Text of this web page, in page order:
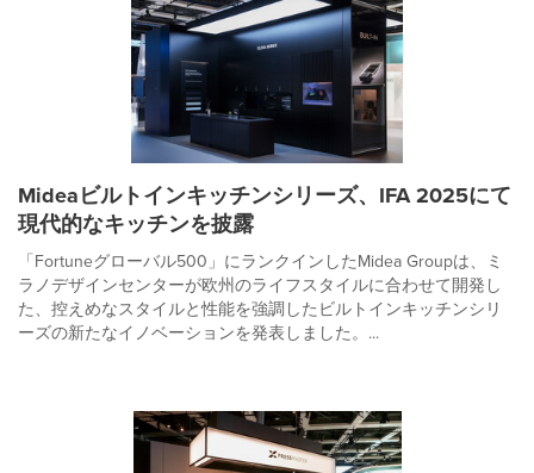
Mideaビルトインキッチンシリーズ、IFA 2025にて
現代的なキッチンを披露
「Fortuneグローバル500」にランクインしたMidea Groupは、ミ
ラノデザインセンターが欧州のライフスタイルに合わせて開発し
た、控えめなスタイルと性能を強調したビルトインキッチンシリ
ーズの新たなイノベーションを発表しました。...